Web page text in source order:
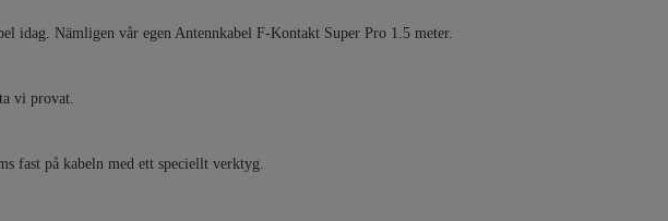
idag. Nämligen vår egen Antennkabel F-Kontakt Super Pro 1.5 meter.
vi provat.
fast på kabeln med ett speciellt verktyg.